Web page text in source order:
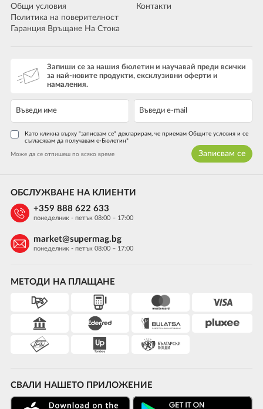
Общи условия
Политика на поверителност
Гаранция Връщане На Стока
Контакти
Запиши се за нашия бюлетин и научавай преди всички
за най-новите продукти, ексклузивни оферти и
намаления.
Като кликна върху "записвам се" декларирам, че приемам Общите условия и се
съгласявам да получавам е-Бюлетин*
Може да се отпишеш по всяко време Записвам се
МЕТОДИ НА ПЛАЩАНЕ
СВАЛИ НАШЕТО ПРИЛОЖЕНИЕ
ОБСЛУЖВАНЕ НА КЛИЕНТИ
+359 888 622 633
понеделник - петък 08:00 – 17:00
market@supermag.bg
понеделник - петък 08:00 – 17:00